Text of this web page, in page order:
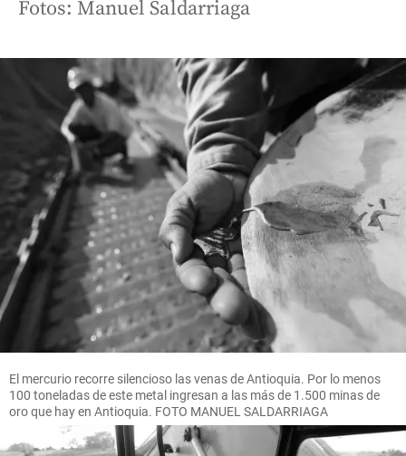
Fotos: Manuel Saldarriaga
El mercurio recorre silencioso las venas de Antioquia. Por lo menos
100 toneladas de este metal ingresan a las más de 1.500 minas de
oro que hay en Antioquia. FOTO MANUEL SALDARRIAGA